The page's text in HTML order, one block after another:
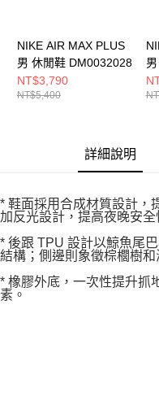
NIKE AIR MAX PLUS
男 休閒鞋 DM0032028
NT$3,790
NT$5,400
詳細說明
* 鞋面採用合成材質設計，
加反光設計，提高夜晚安全
* 後跟 TPU 設計以鯨魚尾
結構；側邊則象徵棕櫚樹和
* 橡膠外底，一次性提升抓
素。